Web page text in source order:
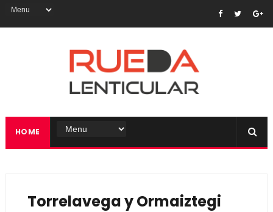
HOME
Torrelavega y Ormaiztegi